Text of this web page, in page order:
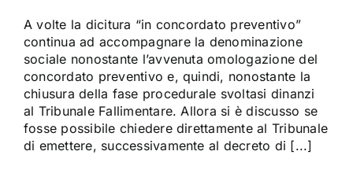
A volte la dicitura “in concordato preventivo”
continua ad accompagnare la denominazione
sociale nonostante l’avvenuta omologazione del
concordato preventivo e, quindi, nonostante la
chiusura della fase procedurale svoltasi dinanzi
al Tribunale Fallimentare. Allora si è discusso se
fosse possibile chiedere direttamente al Tribunale
di emettere, successivamente al decreto di [...]